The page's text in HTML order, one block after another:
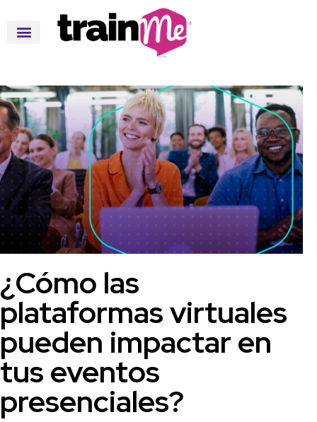
¿Cómo las
plataformas virtuales
pueden impactar en
tus eventos
presenciales?